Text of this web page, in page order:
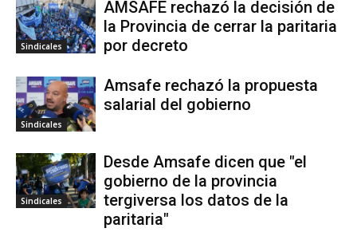
Sindicales
AMSAFE rechazó la decisión de
la Provincia de cerrar la paritaria
por decreto
Sindicales
Amsafe rechazó la propuesta
salarial del gobierno
Sindicales
Desde Amsafe dicen que "el
gobierno de la provincia
tergiversa los datos de la
paritaria"